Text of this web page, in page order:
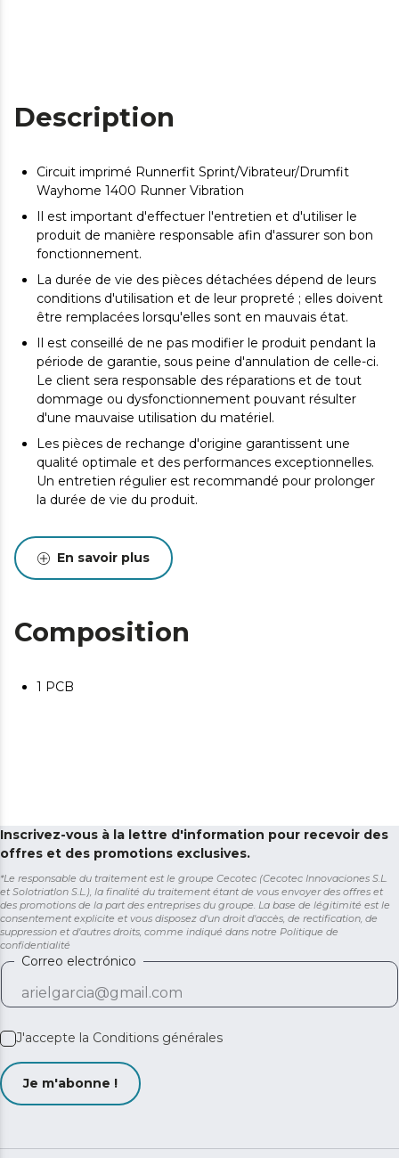
Description
Circuit imprimé Runnerfit Sprint/Vibrateur/Drumfit
Wayhome 1400 Runner Vibration
Il est important d'effectuer l'entretien et d'utiliser le
produit de manière responsable afin d'assurer son bon
fonctionnement.
La durée de vie des pièces détachées dépend de leurs
conditions d'utilisation et de leur propreté ; elles doivent
être remplacées lorsqu'elles sont en mauvais état.
Il est conseillé de ne pas modifier le produit pendant la
période de garantie, sous peine d'annulation de celle-ci.
Le client sera responsable des réparations et de tout
dommage ou dysfonctionnement pouvant résulter
d'une mauvaise utilisation du matériel.
Les pièces de rechange d'origine garantissent une
qualité optimale et des performances exceptionnelles.
Un entretien régulier est recommandé pour prolonger
la durée de vie du produit.
En savoir plus
Composition
1 PCB
Inscrivez-vous à la lettre d'information pour recevoir des
offres et des promotions exclusives.
*Le responsable du traitement est le groupe Cecotec (Cecotec Innovaciones S.L.
et Solotriatlon S.L.), la finalité du traitement étant de vous envoyer des offres et
des promotions de la part des entreprises du groupe. La base de légitimité est le
consentement explicite et vous disposez d'un droit d'accès, de rectification, de
suppression et d'autres droits, comme indiqué dans notre Politique de
confidentialité
Correo electrónico
J'accepte la Conditions générales
Je m'abonne !